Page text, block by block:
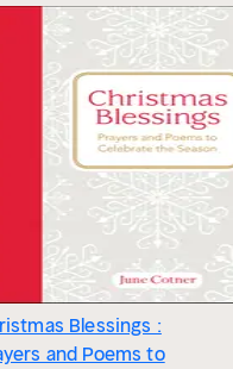
Blessings :
and Poems to